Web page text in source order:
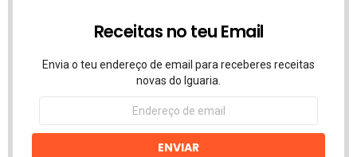
Receitas no teu Email
Envia o teu endereço de email para receberes receitas
novas do Iguaria.
Endereço
email
ENVIAR